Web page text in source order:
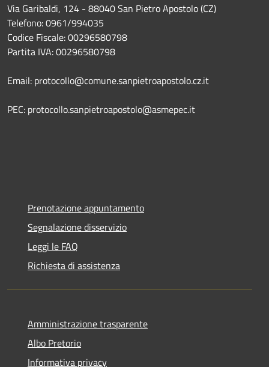
Via Garibaldi, 124 - 88040 San Pietro Apostolo (CZ)
Telefono: 0961/994035
Codice Fiscale: 00296580798
Partita IVA: 00296580798
Email: protocollo@comune.sanpietroapostolo.cz.it
PEC: protocollo.sanpietroapostolo@asmepec.it
Prenotazione appuntamento
Segnalazione disservizio
Leggi le FAQ
Richiesta di assistenza
Amministrazione trasparente
Albo Pretorio
Informativa privacy